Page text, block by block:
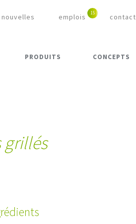
nouvelles emplois contact
PRODUITS CONCEPTS
grillés